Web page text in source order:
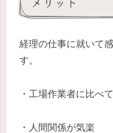
経理の仕事に就いて
す。
・工場作業者に比べ
・人間関係が気楽